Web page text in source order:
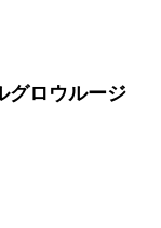
ロウルージ